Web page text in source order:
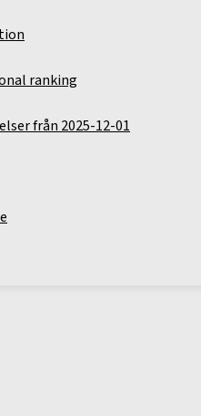
ranking
från 2025-12-01